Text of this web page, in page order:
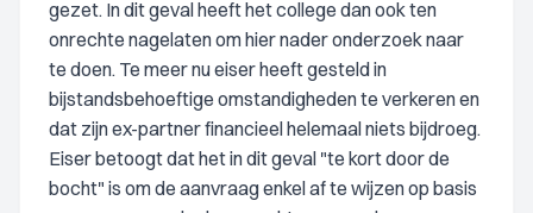
gezet. In dit geval heeft het college dan ook ten
onrechte nagelaten om hier nader onderzoek naar
te doen. Te meer nu eiser heeft gesteld in
bijstandsbehoeftige omstandigheden te verkeren en
dat zijn ex-partner financieel helemaal niets bijdroeg.
Eiser betoogt dat het in dit geval "te kort door de
bocht" is om de aanvraag enkel af te wijzen op basis